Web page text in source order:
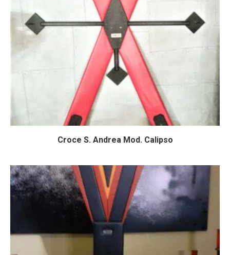
Croce S. Andrea Mod. Calipso